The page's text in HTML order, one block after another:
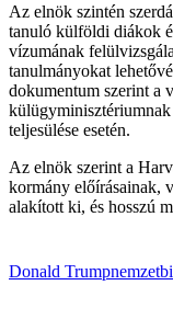
Az elnök szintén
tanuló külföldi diákok
vízumának
tanulmányokat
dokumentum szerint a
teljesülése esetén.
Az elnök szerint a
kormány előírásainak,
alakított ki, és hosszú
Donald Trump